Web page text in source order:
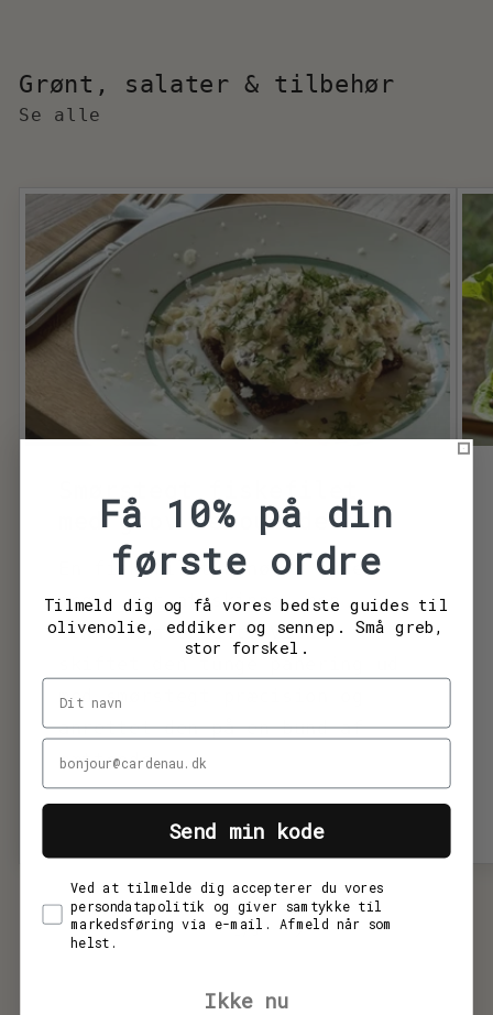
Grønt, salater & tilbehør
Se alle
Smørstegt fiskefilet
med grov remoulade
En fiskefilet behøver ikke
meget for at skinne, men
teknikken er alt. Vi har
med smørstegt præcision og
anrettet den på en bund af
mættende...
1/af
3
Få 10% på din
første ordre
Tilmeld dig og få vores bedste guides til
olivenolie, eddiker og sennep. Små greb,
stor forskel.
Navn
Din e-mail
Send min kode
Ved at tilmelde dig accepterer du vores
persondatapolitik og giver samtykke til
markedsføring via e-mail. Afmeld når som
helst.
Ikke nu